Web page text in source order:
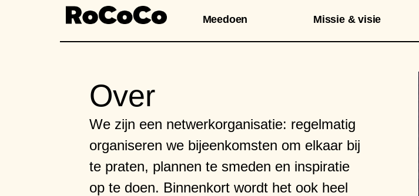
Meedoen Missie & visie
Over
We zijn een netwerkorganisatie: regelmatig
organiseren we bijeenkomsten om elkaar bij
te praten, plannen te smeden en inspiratie
op te doen. Binnenkort wordt het ook heel